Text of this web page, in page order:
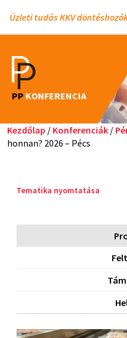
Üzleti tudás KKV
PP KONFERENCIA
Kezdőlap / Konferenciák /
honnan? 2026 – Pécs
Tematika nyomtatása